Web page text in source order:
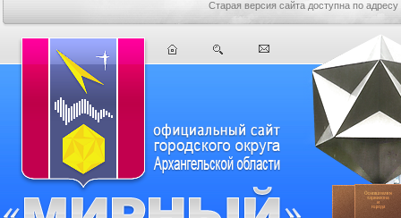
Старая версия сайта доступна по адресу